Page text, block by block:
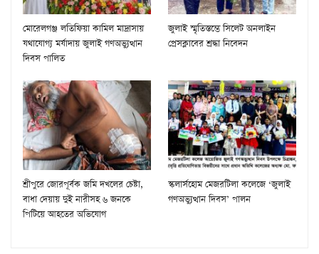
মোরেলগঞ্জ লতিফিয়া কামিল মাদ্রাসায়
যথাযোগ্য মর্যাদায় জুলাই গণঅভ্যুত্থান
দিবস পালিত
জুলাই স্মৃতিস্তম্ভে সিলেট অনলাইন
প্রেসক্লাবের শ্রদ্ধা নিবেদন
শ্রীপুরে জোরপূর্বক জমি দখলের চেষ্টা,
বাধা দেয়ায় দুই নারীসহ ৬ জনকে
পিটিয়ে আহতের অভিযোগ
স্কলার্সহোম মেজরটিলা কলেজে ‘জুলাই
গণঅভ্যুত্থান দিবস’ পালন